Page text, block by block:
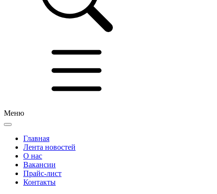
Меню
Главная
Лента новостей
О нас
Вакансии
Прайс-лист
Контакты